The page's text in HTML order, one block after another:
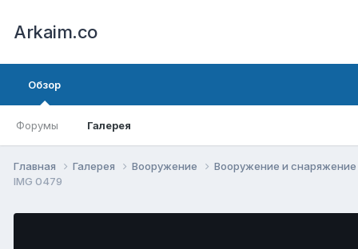
Arkaim.co
Обзор
Форумы Галерея
Главная Галерея Вооружение Вооружение и снаряжение
IMG 0479